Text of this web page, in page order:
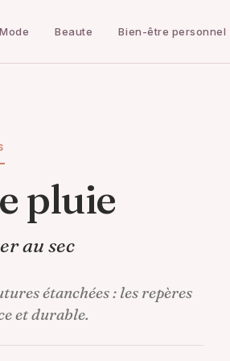
Mode Beaute Bien-être personnel
pluie
au sec
étanchées : les repères
et durable.